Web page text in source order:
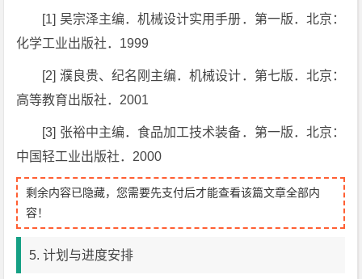
[1] 吴宗泽主编．机械设计实用手册．第一版．北京：
化学工业出版社．1999
[2] 濮良贵、纪名刚主编．机械设计．第七版．北京：
高等教育出版社．2001
[3] 张裕中主编．食品加工技术装备．第一版．北京：
中国轻工业出版社．2000
剩余内容已隐藏，您需要先支付后才能查看该篇文章全部内
容！
5. 计划与进度安排